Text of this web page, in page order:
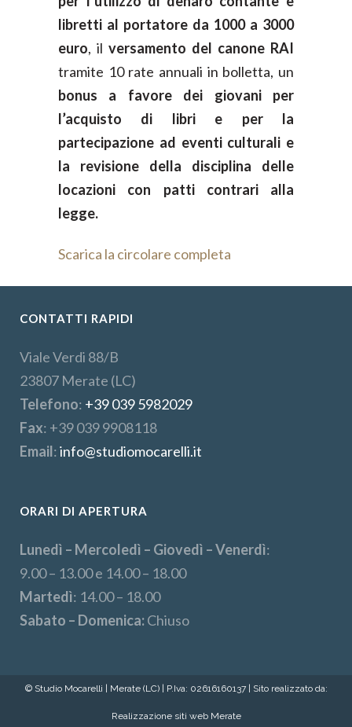
libretti al portatore da 1000 a 3000
euro, il versamento del canone RAI
tramite 10 rate annuali in bolletta, un
bonus a favore dei giovani per
l’acquisto di libri e per la
partecipazione ad eventi culturali e
la revisione della disciplina delle
locazioni con patti contrari alla
legge.
Scarica la circolare completa
CONTATTI RAPIDI
Viale Verdi 88/B
23807 Merate (LC)
Telefono: +39 039 5982029
Fax: +39 039 9908118
Email:info@studiomocarelli.it
ORARI DI APERTURA
Lunedì – Mercoledì – Giovedì – Venerdì:
9.00 – 13.00 e 14.00 – 18.00
Martedì: 14.00 – 18.00
Sabato – Domenica:Chiuso
© Studio Mocarelli | Merate (LC) | P.Iva: 02616160137 | Sito realizzato da:
Realizzazione siti web Merate